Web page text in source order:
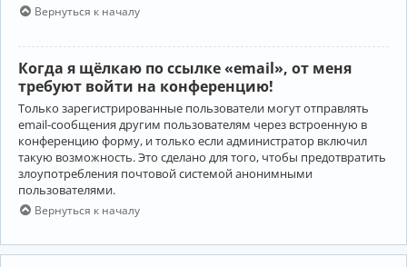
Вернуться к началу
Когда я щёлкаю по ссылке «email», от меня
требуют войти на конференцию!
Только зарегистрированные пользователи могут отправлять
email-сообщения другим пользователям через встроенную в
конференцию форму, и только если администратор включил
такую возможность. Это сделано для того, чтобы предотвратить
злоупотребления почтовой системой анонимными
пользователями.
Вернуться к началу